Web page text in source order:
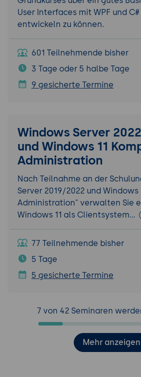
User Interfaces mit WPF und
entwickeln zu können.
601 Teilnehmende bisher
3 Tage oder 5 halbe Tage
9 gesicherte Termine
Windows Server
und Windows 11
Administration
Nach Teilnahme an der
Server 2019/2022 und Windows
Administration" verwalten Sie
Windows 11 als Clientsystem…
77 Teilnehmende bisher
5 Tage
5 gesicherte Termine
7 von 42 Seminaren
Mehr anzeigen